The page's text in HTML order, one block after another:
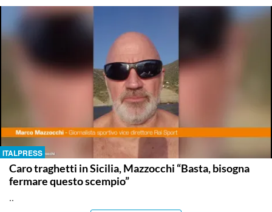
ITALPRESS
Caro traghetti in Sicilia, Mazzocchi “Basta, bisogna
fermare questo scempio”
..